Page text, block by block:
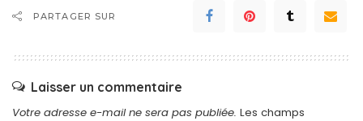
PARTAGER SUR
Laisser un commentaire
Votre adresse e-mail ne sera pas publiée. Les champs